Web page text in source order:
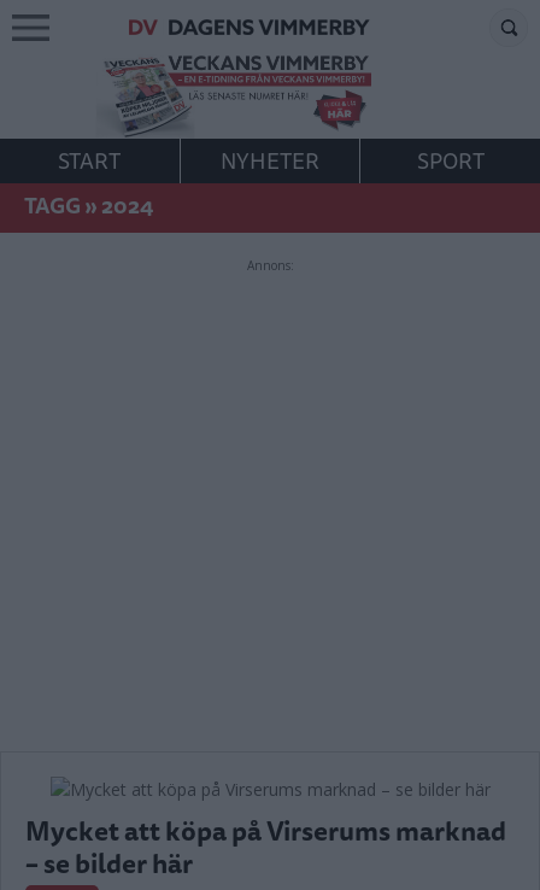
START NYHETER
SPORT
TAGG»2024
Annons:
Mycket att köpa på Virserums marknad
– se bilder här